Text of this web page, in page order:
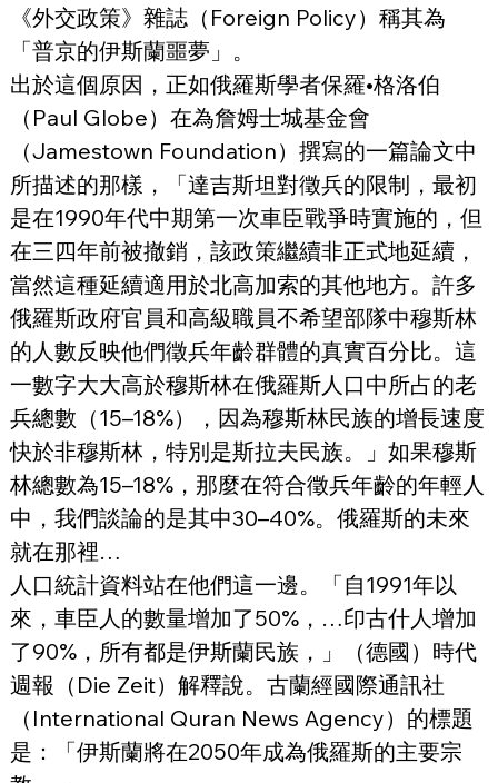
《外交政策》雜誌（Foreign Policy）稱其為
「普京的伊斯蘭噩夢」。
出於這個原因，正如俄羅斯學者保羅•格洛伯
（Paul Globe）在為詹姆士城基金會
（Jamestown Foundation）撰寫的一篇論文中
所描述的那樣，「達吉斯坦對徵兵的限制，最初
是在1990年代中期第一次車臣戰爭時實施的，但
在三四年前被撤銷，該政策繼續非正式地延續，
當然這種延續適用於北高加索的其他地方。許多
俄羅斯政府官員和高級職員不希望部隊中穆斯林
的人數反映他們徵兵年齡群體的真實百分比。這
一數字大大高於穆斯林在俄羅斯人口中所占的老
兵總數（15–18%），因為穆斯林民族的增長速度
快於非穆斯林，特別是斯拉夫民族。」如果穆斯
林總數為15–18%，那麼在符合徵兵年齡的年輕人
中，我們談論的是其中30–40%。俄羅斯的未來
就在那裡…
人口統計資料站在他們這一邊。「自1991年以
來，車臣人的數量增加了50%，…印古什人增加
了90%，所有都是伊斯蘭民族，」（德國）時代
週報（Die Zeit）解釋說。古蘭經國際通訊社
（International Quran News Agency）的標題
是：「伊斯蘭將在2050年成為俄羅斯的主要宗